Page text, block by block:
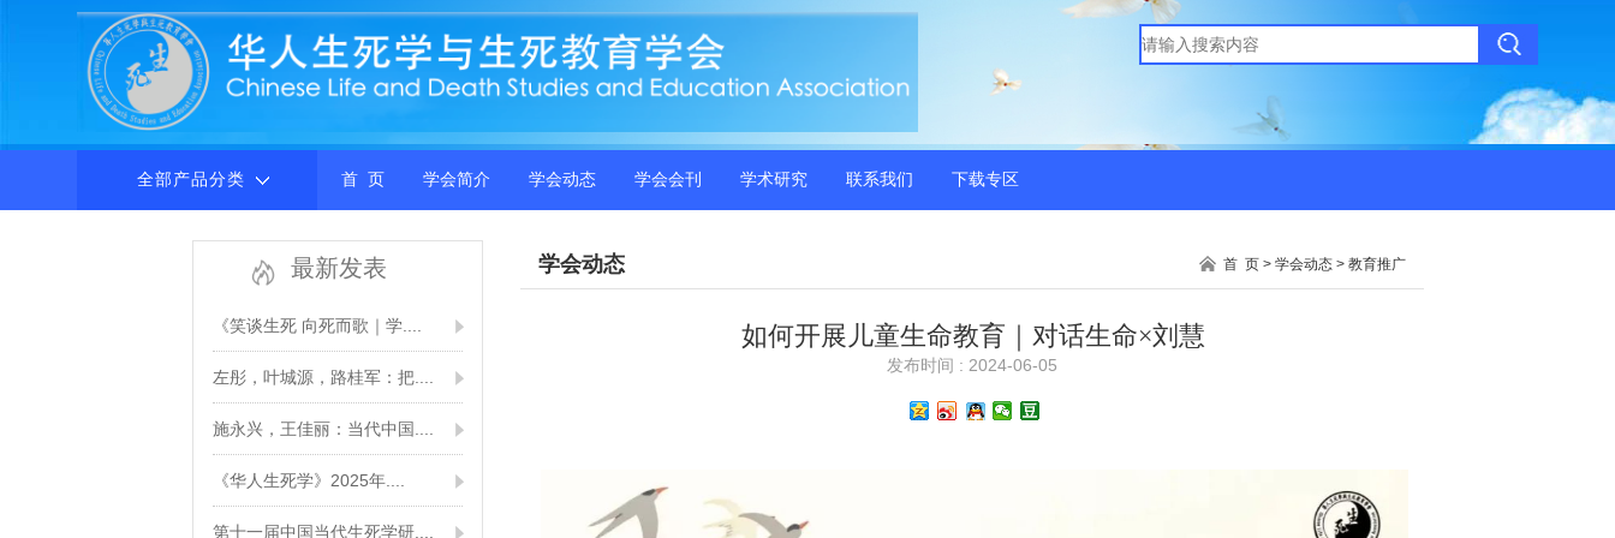
全部产品分类 首 页 学会简介 学会动态 学会会刊 学术研究 联系我们 下载专区
最新发表
《笑谈生死 向死而歌｜学....
左彤，叶城源，路桂军：把....
施永兴，王佳丽：当代中国....
《华人生死学》2025年....
第十一届中国当代生死学研....
学会动态 首 页> 学会动态> 教育推广
如何开展儿童生命教育｜对话生命×刘慧
发布时间 : 2024-06-05